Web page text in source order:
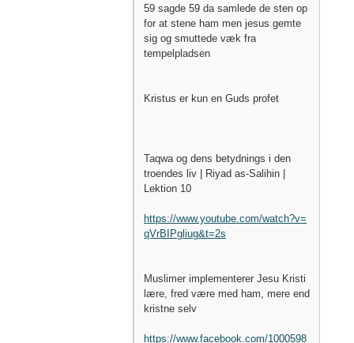
59 sagde 59 da samlede de sten op
for at stene ham men jesus gemte
sig og smuttede væk fra
tempelpladsen
Kristus er kun en Guds profet
Taqwa og dens betydnings i den
troendes liv | Riyad as-Salihin |
Lektion 10
https://www.youtube.com/watch?v=
qVrBIPgliug&t=2s
Muslimer implementerer Jesu Kristi
lære, fred være med ham, mere end
kristne selv
https://www.facebook.com/1000598